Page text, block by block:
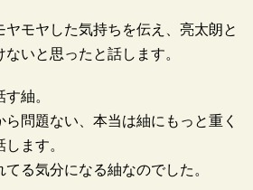
モヤした気持ちを伝え、亮太朗と
いと思ったと話します。
紬。
問題ない、本当は紬にもっと重く
ます。
る気分になる紬なのでした。